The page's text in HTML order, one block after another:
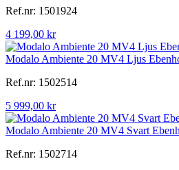
Ref.nr: 1501924
4 199,00 kr
Modalo Ambiente 20 MV4 Ljus
Ref.nr: 1502514
5 999,00 kr
Modalo Ambiente 20 MV4 Svart
Ref.nr: 1502714